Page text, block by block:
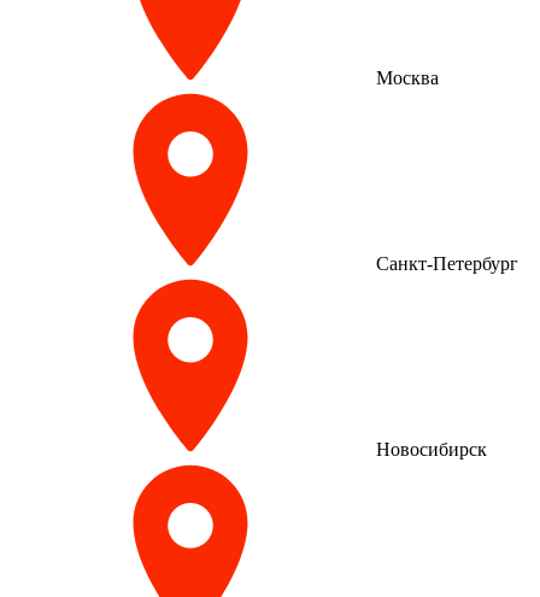
Москва
Санкт-Петербург
Новосибирск